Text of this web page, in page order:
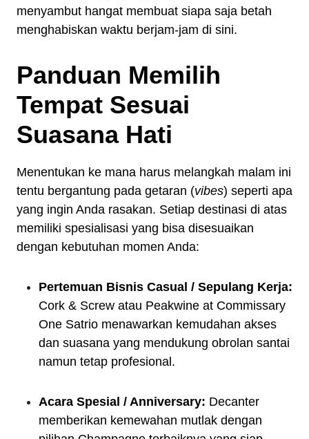
menyambut hangat membuat siapa saja betah
menghabiskan waktu berjam-jam di sini.
Panduan Memilih
Tempat Sesuai
Suasana Hati
Menentukan ke mana harus melangkah malam ini
tentu bergantung pada getaran (vibes) seperti apa
yang ingin Anda rasakan. Setiap destinasi di atas
memiliki spesialisasi yang bisa disesuaikan
dengan kebutuhan momen Anda:
Pertemuan Bisnis Casual / Sepulang Kerja:
Cork & Screw atau Peakwine at Commissary
One Satrio menawarkan kemudahan akses
dan suasana yang mendukung obrolan santai
namun tetap profesional.
Acara Spesial / Anniversary: Decanter
memberikan kemewahan mutlak dengan